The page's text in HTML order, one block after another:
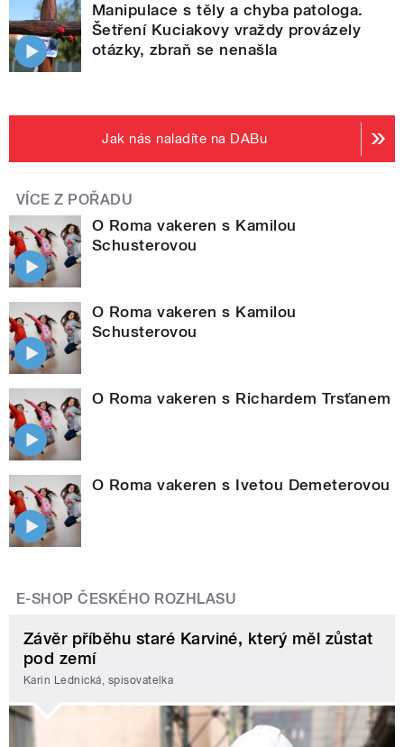
Manipulace s těly a chyba patologa.
Šetření Kuciakovy vraždy provázely
otázky, zbraň se nenašla
Jak nás naladíte na DABu
VÍCE Z POŘADU
O Roma vakeren s Kamilou
Schusterovou
O Roma vakeren s Kamilou
Schusterovou
O Roma vakeren s Richardem Trsťanem
O Roma vakeren s Ivetou Demeterovou
E-SHOP ČESKÉHO ROZHLASU
Závěr příběhu staré Karviné, který měl zůstat
pod zemí
Karin Lednická, spisovatelka